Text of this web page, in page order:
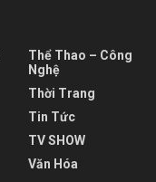
Thể Thao – Công
Nghệ
Thời Trang
Tin Tức
TV SHOW
Văn Hóa